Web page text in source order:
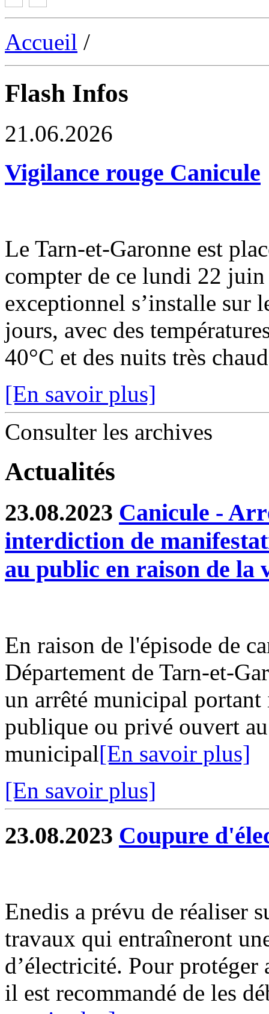
Accueil /
Flash Infos
21.06.2026
Vigilance rouge Canicule
Le Tarn-et-Garonne est
compter de ce lundi 22
exceptionnel s’installe sur
jours, avec des
40°C et des nuits très
[En savoir plus]
Consulter les archives
Actualités
23.08.2023 Canicule -
interdiction de
au public en raison de la
En raison de l'épisode de
Département de Tarn-et-
un arrêté municipal
publique ou privé ouvert
municipal[En savoir plus]
[En savoir plus]
23.08.2023 Coupure
Enedis a prévu de réaliser
travaux qui entraîneront
d’électricité. Pour protéger
il est recommandé de les